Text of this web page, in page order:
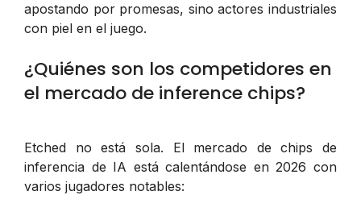
apostando por promesas, sino actores industriales
con piel en el juego.
¿Quiénes son los competidores en
el mercado de inference chips?
Etched no está sola. El mercado de chips de
inferencia de IA está calentándose en 2026 con
varios jugadores notables: